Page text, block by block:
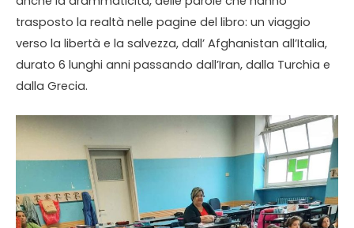
trasposto la realtà nelle pagine del libro: un viaggio
verso la libertà e la salvezza, dall’ Afghanistan all’Italia,
durato 6 lunghi anni passando dall’Iran, dalla Turchia e
dalla Grecia.